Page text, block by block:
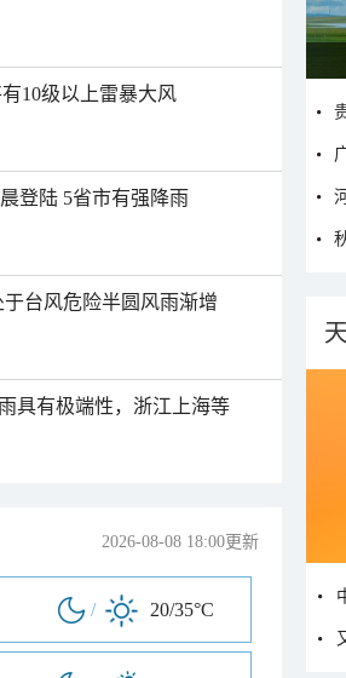
10级以上雷暴大风
登陆 5省市有强降雨
台风危险半圆风雨渐增
具有极端性，浙江上海等
2026-08-08 18:00更新
/ 20/35°C